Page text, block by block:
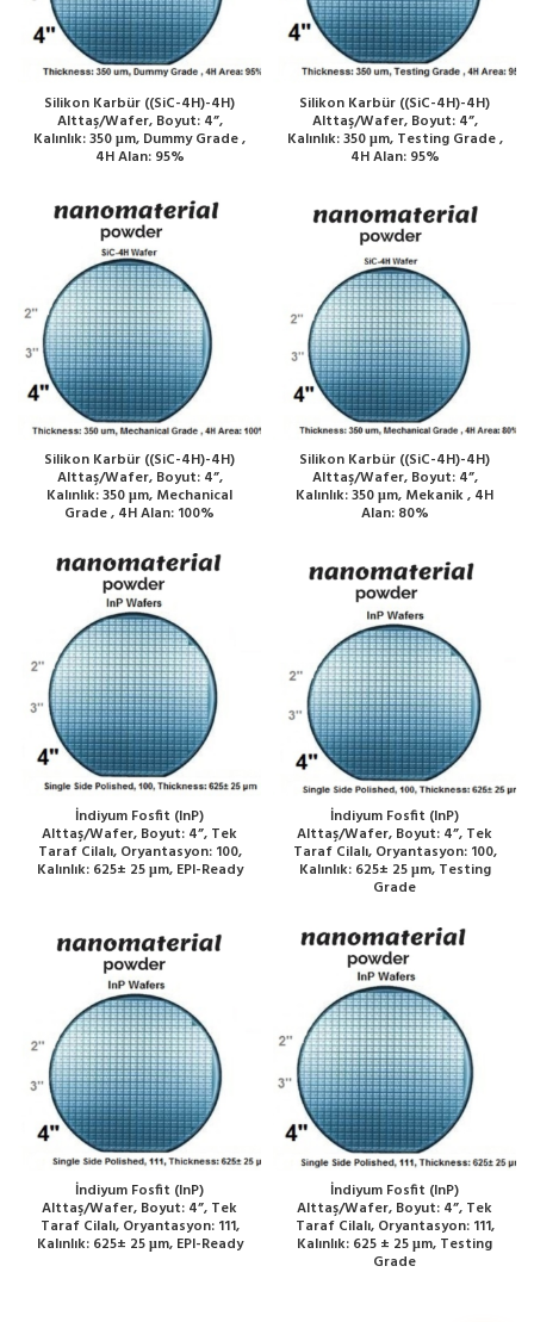
Silikon Karbür ((SiC-4H)-4H)
Alttaş/Wafer, Boyut: 4”,
Kalınlık: 350 μm, Dummy Grade ,
4H Alan: 95%
Silikon Karbür ((SiC-4H)-4H)
Alttaş/Wafer, Boyut: 4”,
Kalınlık: 350 μm, Testing Grade ,
4H Alan: 95%
Silikon Karbür ((SiC-4H)-4H)
Alttaş/Wafer, Boyut: 4”,
Kalınlık: 350 μm, Mechanical
Grade , 4H Alan: 100%
Silikon Karbür ((SiC-4H)-4H)
Alttaş/Wafer, Boyut: 4”,
Kalınlık: 350 μm, Mekanik , 4H
Alan: 80%
İndiyum Fosfit (InP)
Alttaş/Wafer, Boyut: 4”, Tek
Taraf Cilalı, Oryantasyon: 100,
Kalınlık: 625± 25 μm, EPI-Ready
İndiyum Fosfit (InP)
Alttaş/Wafer, Boyut: 4”, Tek
Taraf Cilalı, Oryantasyon: 100,
Kalınlık: 625± 25 μm, Testing
Grade
İndiyum Fosfit (InP)
Alttaş/Wafer, Boyut: 4”, Tek
Taraf Cilalı, Oryantasyon: 111,
Kalınlık: 625± 25 μm, EPI-Ready
İndiyum Fosfit (InP)
Alttaş/Wafer, Boyut: 4”, Tek
Taraf Cilalı, Oryantasyon: 111,
Kalınlık: 625 ± 25 μm, Testing
Grade